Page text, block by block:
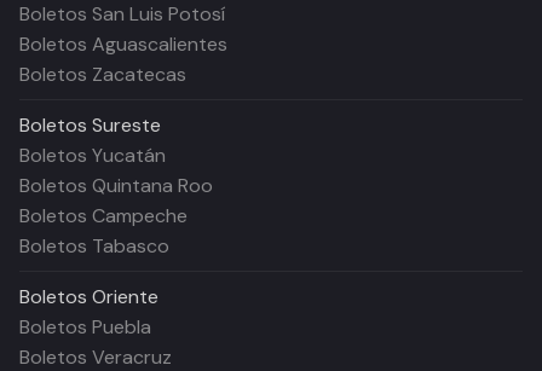
Boletos San Luis Potosí
Boletos Aguascalientes
Boletos Zacatecas
Boletos Sureste
Boletos Yucatán
Boletos Quintana Roo
Boletos Campeche
Boletos Tabasco
Boletos Oriente
Boletos Puebla
Boletos Veracruz